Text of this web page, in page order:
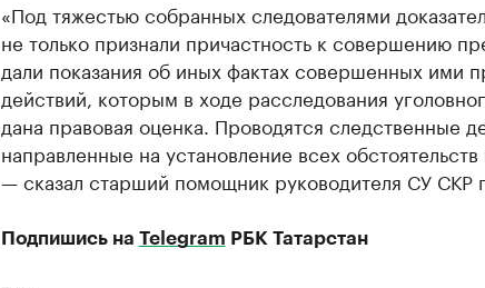
«Под тяжестью собранных следователями
не только признали причастность к совершению
дали показания об иных фактах совершенных ими
действий, которым в ходе расследования
дана правовая оценка. Проводятся следственные
направленные на установление всех
— сказал старший помощник руководителя СУ СКР
Подпишись на Telegram РБК Татарстан